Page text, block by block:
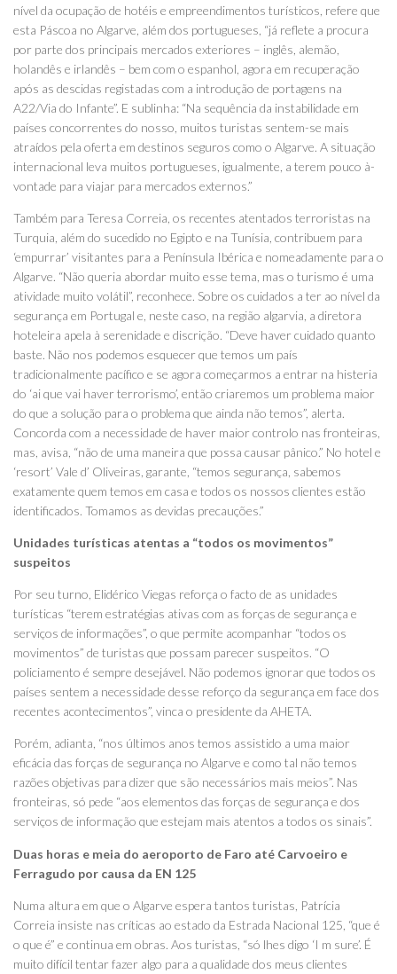
nível da ocupação de hotéis e empreendimentos turísticos, refere que
esta Páscoa no Algarve, além dos portugueses, “já reflete a procura
por parte dos principais mercados exteriores – inglês, alemão,
holandês e irlandês – bem com o espanhol, agora em recuperação
após as descidas registadas com a introdução de portagens na
A22/Via do Infante”. E sublinha: “Na sequência da instabilidade em
países concorrentes do nosso, muitos turistas sentem-se mais
atraídos pela oferta em destinos seguros como o Algarve. A situação
internacional leva muitos portugueses, igualmente, a terem pouco à-
vontade para viajar para mercados externos.”
Também para Teresa Correia, os recentes atentados terroristas na
Turquia, além do sucedido no Egipto e na Tunísia, contribuem para
‘empurrar’ visitantes para a Península Ibérica e nomeadamente para o
Algarve. “Não queria abordar muito esse tema, mas o turismo é uma
atividade muito volátil”, reconhece. Sobre os cuidados a ter ao nível da
segurança em Portugal e, neste caso, na região algarvia, a diretora
hoteleira apela à serenidade e discrição. “Deve haver cuidado quanto
baste. Não nos podemos esquecer que temos um país
tradicionalmente pacífico e se agora começarmos a entrar na histeria
do ‘ai que vai haver terrorismo’, então criaremos um problema maior
do que a solução para o problema que ainda não temos”, alerta.
Concorda com a necessidade de haver maior controlo nas fronteiras,
mas, avisa, “não de uma maneira que possa causar pânico.” No hotel e
‘resort’ Vale d’ Oliveiras, garante, “temos segurança, sabemos
exatamente quem temos em casa e todos os nossos clientes estão
identificados. Tomamos as devidas precauções.”
Unidades turísticas atentas a “todos os movimentos”
suspeitos
Por seu turno, Elidérico Viegas reforça o facto de as unidades
turísticas “terem estratégias ativas com as forças de segurança e
serviços de informações”, o que permite acompanhar “todos os
movimentos” de turistas que possam parecer suspeitos. “O
policiamento é sempre desejável. Não podemos ignorar que todos os
países sentem a necessidade desse reforço da segurança em face dos
recentes acontecimentos”, vinca o presidente da AHETA.
Porém, adianta, “nos últimos anos temos assistido a uma maior
eficácia das forças de segurança no Algarve e como tal não temos
razões objetivas para dizer que são necessários mais meios”. Nas
fronteiras, só pede “aos elementos das forças de segurança e dos
serviços de informação que estejam mais atentos a todos os sinais”.
Duas horas e meia do aeroporto de Faro até Carvoeiro e
Ferragudo por causa da EN 125
Numa altura em que o Algarve espera tantos turistas, Patrícia
Correia insiste nas críticas ao estado da Estrada Nacional 125, “que é
o que é” e continua em obras. Aos turistas, “só lhes digo ‘I m sure’. É
muito difícil tentar fazer algo para a qualidade dos meus clientes